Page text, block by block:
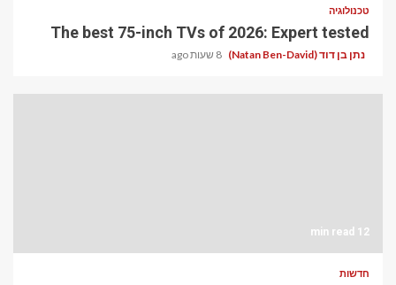
טכנולוגיה
The best 75-inch TVs of 2026: Expert tested
נתן בן דוד (Natan Ben-David) 8 שעות ago
12 min read
חדשות